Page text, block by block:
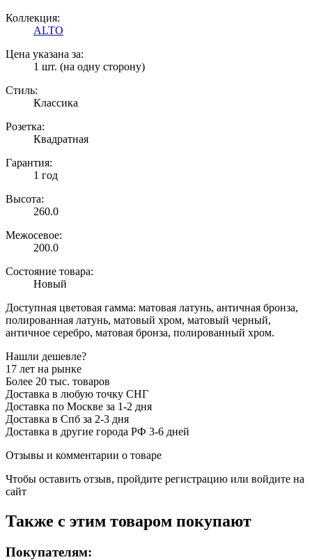
Коллекция:
ALTO
Цена указана за:
1 шт. (на одну сторону)
Стиль:
Классика
Розетка:
Квадратная
Гарантия:
1 год
Высота:
260.0
Межосевое:
200.0
Состояние товара:
Новый
Доступная цветовая гамма: матовая латунь, античная бронза,
полированная латунь, матовый хром, матовый черный,
античное серебро, матовая бронза, полированный хром.
Нашли дешевле?
17 лет на рынке
Более 20 тыс. товаров
Доставка в любую точку СНГ
Доставка по Москве за 1-2 дня
Доставка в Спб за 2-3 дня
Доставка в другие города РФ 3-6 дней
Отзывы и комментарии о товаре
Чтобы оставить отзыв, пройдите регистрацию или войдите на
сайт
Также с этим товаром покупают
Покупателям: